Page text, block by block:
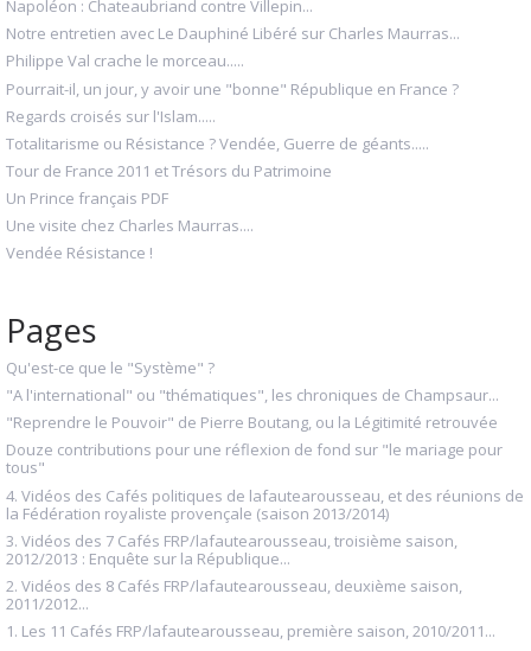
Napoléon : Chateaubriand contre Villepin...
Notre entretien avec Le Dauphiné Libéré sur Charles Maurras...
Philippe Val crache le morceau.....
Pourrait-il, un jour, y avoir une "bonne" République en France ?
Regards croisés sur l'Islam.....
Totalitarisme ou Résistance ? Vendée, Guerre de géants.....
Tour de France 2011 et Trésors du Patrimoine
Un Prince français PDF
Une visite chez Charles Maurras....
Vendée Résistance !
Pages
Qu'est-ce que le "Système" ?
"A l'international" ou "thématiques", les chroniques de Champsaur...
"Reprendre le Pouvoir" de Pierre Boutang, ou la Légitimité retrouvée
Douze contributions pour une réflexion de fond sur "le mariage pour
tous"
4. Vidéos des Cafés politiques de lafautearousseau, et des réunions de
la Fédération royaliste provençale (saison 2013/2014)
3. Vidéos des 7 Cafés FRP/lafautearousseau, troisième saison,
2012/2013 : Enquête sur la République...
2. Vidéos des 8 Cafés FRP/lafautearousseau, deuxième saison,
2011/2012...
1. Les 11 Cafés FRP/lafautearousseau, première saison, 2010/2011...